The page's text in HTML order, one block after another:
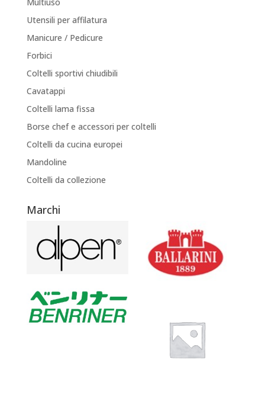
Utensili per affilatura
Manicure / Pedicure
Forbici
Coltelli sportivi chiudibili
Cavatappi
Coltelli lama fissa
Borse chef e accessori per coltelli
Coltelli da cucina europei
Mandoline
Coltelli da collezione
Marchi